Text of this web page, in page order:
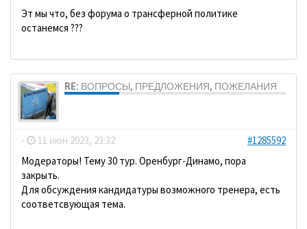
Эт мы что, без форума о трансферной политике
останемся ???
RE: ВОПРОСЫ, ПРЕДЛОЖЕНИЯ, ПОЖЕЛАНИЯ
- 11 июн 2023, 23:32
#1285592
Модераторы! Тему 30 тур. Оренбург-Динамо, пора
закрыть.
Для обсуждения кандидатуры возможного тренера, есть
соответсвующая тема.